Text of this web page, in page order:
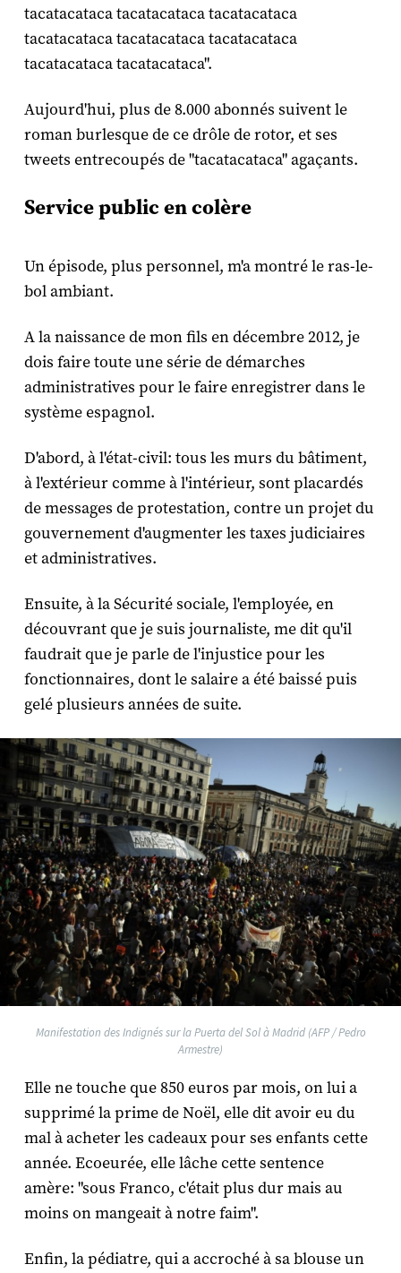
tacatacataca tacatacataca tacatacataca
tacatacataca tacatacataca tacatacataca
tacatacataca tacatacataca".
Aujourd'hui, plus de 8.000 abonnés suivent le
roman burlesque de ce drôle de rotor, et ses
tweets entrecoupés de "tacatacataca" agaçants.
Service public en colère
Un épisode, plus personnel, m'a montré le ras-le-
bol ambiant.
A la naissance de mon fils en décembre 2012, je
dois faire toute une série de démarches
administratives pour le faire enregistrer dans le
système espagnol.
D'abord, à l'état-civil: tous les murs du bâtiment,
à l'extérieur comme à l'intérieur, sont placardés
de messages de protestation, contre un projet du
gouvernement d'augmenter les taxes judiciaires
et administratives.
Ensuite, à la Sécurité sociale, l'employée, en
découvrant que je suis journaliste, me dit qu'il
faudrait que je parle de l'injustice pour les
fonctionnaires, dont le salaire a été baissé puis
gelé plusieurs années de suite.
Manifestation des Indignés sur la Puerta del Sol à Madrid (AFP / Pedro
Armestre)
Elle ne touche que 850 euros par mois, on lui a
supprimé la prime de Noël, elle dit avoir eu du
mal à acheter les cadeaux pour ses enfants cette
année. Ecoeurée, elle lâche cette sentence
amère: "sous Franco, c'était plus dur mais au
moins on mangeait à notre faim".
Enfin, la pédiatre, qui a accroché à sa blouse un